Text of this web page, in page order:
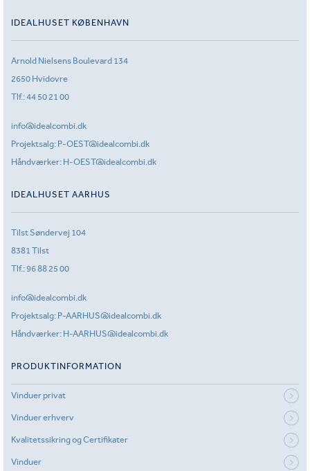
IDEALHUSET KØBENHAVN
Arnold Nielsens Boulevard 134
2650 Hvidovre
Tlf.:44 50 21 00
info@idealcombi.dk
Projektsalg: P-OEST@idealcombi.dk
Håndværker: H-OEST@idealcombi.dk
IDEALHUSET AARHUS
Tilst Søndervej 104
8381 Tilst
Tlf.:96 88 25 00
info@idealcombi.dk
Projektsalg: P-AARHUS@idealcombi.dk
Håndværker: H-AARHUS@idealcombi.dk
PRODUKTINFORMATION
Vinduer privat
Vinduer erhverv
Kvalitetssikring og Certifikater
Vinduer